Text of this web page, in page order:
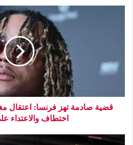
قضية صادمة تهز فرنسا: اعتقال
اختطاف والاعتداء